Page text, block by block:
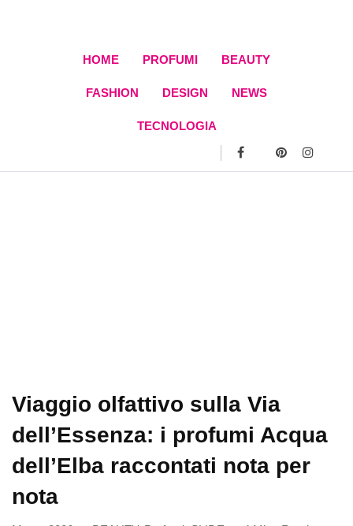
HOME PROFUMI BEAUTY
FASHION DESIGN NEWS
TECNOLOGIA
Viaggio olfattivo sulla Via
dell’Essenza: i profumi Acqua
dell’Elba raccontati nota per
nota